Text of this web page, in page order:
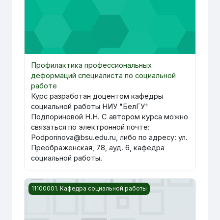
Профилактика профессиональных
деформаций специалиста по социальной
работе
Курс разработан доцентом кафедры
социальной работы НИУ "БелГУ"
Подпориновой Н.Н. С автором курса можно
связаться по электронной почте:
Podporinova@bsu.edu.ru, либо по адресу: ул.
Преображенская, 78, ауд. 6, кафедра
социальной работы.
Изображение курса Технологии социального
11100001. Кафедра социальной работы